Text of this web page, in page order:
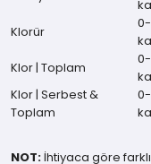
Klorür
0-
Klor | Toplam
0-
Klor | Serbest &
Toplam
0-
NOT: İhtiyaca göre